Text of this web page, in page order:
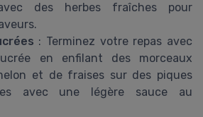
des herbes fraîches pour
: Terminez votre repas avec
en enfilant des morceaux
et de fraises sur des piques
avec une légère sauce au